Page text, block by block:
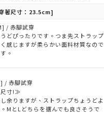
著尺寸：23.5cm]
/ 赤腳試穿
どぴったりです。つま先ストラップ
感じますが柔らかい面料材質なので
。
/ 赤腳試穿
寸!≫
余りますが、ストラップちょうどよ
MとLどちらを選んでも良さそうで